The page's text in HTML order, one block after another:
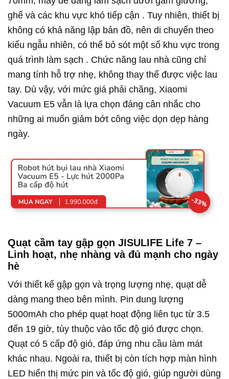
ghế và các khu vực khó tiếp cận . Tuy nhiên, thiết bị
không có khả năng lập bản đồ, nên di chuyển theo
kiểu ngẫu nhiên, có thể bỏ sót một số khu vực trong
quá trình làm sạch . Chức năng lau nhà cũng chỉ
mang tính hỗ trợ nhẹ, không thay thế được việc lau
tay. Dù vậy, với mức giá phải chăng, Xiaomi
Vacuum E5 vẫn là lựa chọn đáng cân nhắc cho
những ai muốn giảm bớt công việc dọn dẹp hàng
ngày.
Quạt cầm tay gập gọn JISULIFE Life 7 –
Linh hoạt, nhẹ nhàng và đủ mạnh cho ngày
hè
Với thiết kế gập gọn và trọng lượng nhẹ, quạt dễ
dàng mang theo bên mình. Pin dung lượng
5000mAh cho phép quạt hoạt động liên tục từ 3.5
đến 19 giờ, tùy thuộc vào tốc độ gió được chọn.
Quạt có 5 cấp độ gió, đáp ứng nhu cầu làm mát
khác nhau. Ngoài ra, thiết bị còn tích hợp màn hình
LED hiển thị mức pin và tốc độ gió, giúp người dùng